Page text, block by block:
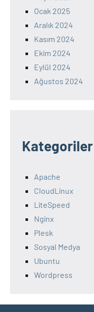
Ocak 2025
Aralık 2024
Kasım 2024
Ekim 2024
Eylül 2024
Ağustos 2024
Kategoriler
Apache
CloudLinux
LiteSpeed
Nginx
Plesk
Sosyal Medya
Ubuntu
Wordpress